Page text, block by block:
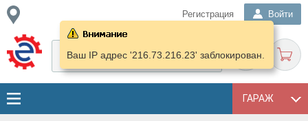
Регистрация Войти
ГАРАЖ
Ваш IP адрес '216.73.216.23' заблокирован.